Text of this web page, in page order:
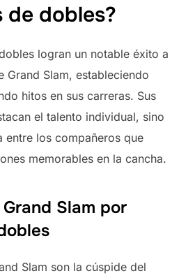
de dobles?
logran un notable éxito a
Grand Slam, estableciendo
hitos en sus carreras. Sus
el talento individual, sino
entre los compañeros que
memorables en la cancha.
Slam por
Slam son la cúspide del